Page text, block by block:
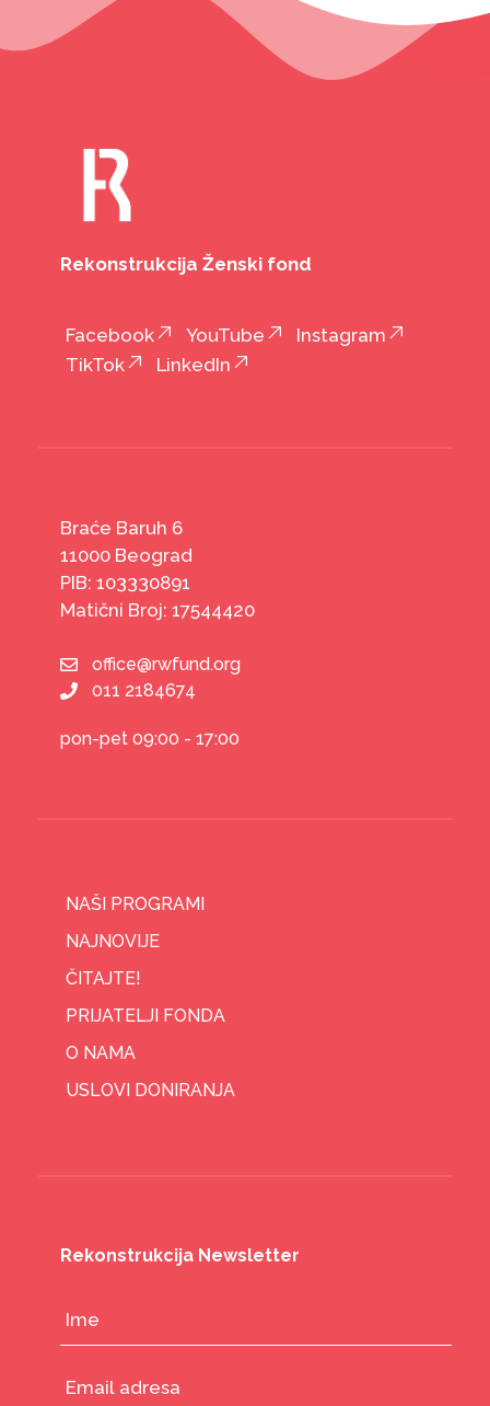
Rekonstrukcija Ženski fond
Facebook YouTube
Instagram
TikTok
LinkedIn
Braće Baruh 6
11000 Beograd
PIB: 103330891
Matični Broj: 17544420
office@rwfund.org
011 2184674
pon-pet 09:00 - 17:00
NAŠI PROGRAMI
NAJNOVIJE
ČITAJTE!
PRIJATELJI FONDA
O NAMA
USLOVI DONIRANJA
Rekonstrukcija Newsletter